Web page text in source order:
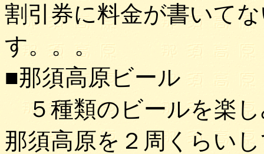
割引券に料金が書いて
す。。。
■那須高原ビール
５種類のビールを楽
那須高原を２周くらい